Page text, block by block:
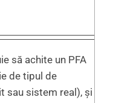
să achite un PFA
de tipul de
sau sistem real), și